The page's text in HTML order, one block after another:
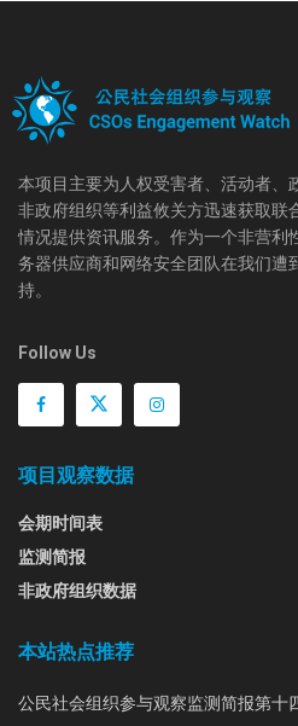
本项目主要为人权受害者、活动者、
非政府组织等利益攸关方迅速获取联
情况提供资讯服务。作为一个非营利
务器供应商和网络安全团队在我们遭
持。
Follow Us
项目观察数据
会期时间表
监测简报
非政府组织数据
本站热点推荐
公民社会组织参与观察监测简报第十